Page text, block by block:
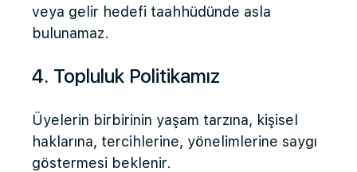
veya gelir hedefi taahhüdünde asla
bulunamaz.
4. Topluluk Politikamız
Üyelerin birbirinin yaşam tarzına, kişisel
haklarına, tercihlerine, yönelimlerine saygı
göstermesi beklenir.